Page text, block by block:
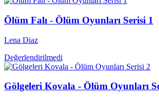
Ölüm Falı - Ölüm Oyunları Serisi 1
Lena Diaz
Değerlendirilmedi
Gölgeleri Kovala - Ölüm Oyunları